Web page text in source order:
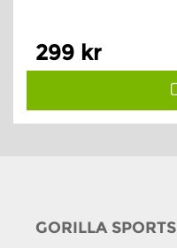
299 kr
GORILLA SPORTS